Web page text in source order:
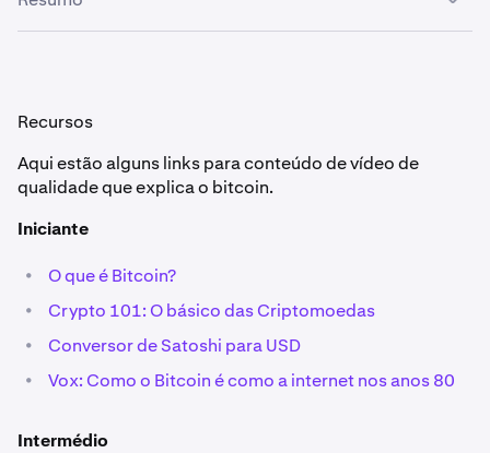
número de confirmações antes de creditar depósitos de
(ETH), mas existem inúmeras outras. Consulte
Recursos
Aqui estão alguns links para conteúdo de vídeo de
qualidade que explica o bitcoin.
Iniciante
• O que é Bitcoin?
• Crypto 101: O básico das Criptomoedas
• Conversor de Satoshi para USD
• Vox: Como o Bitcoin é como a internet nos anos 80
Intermédio